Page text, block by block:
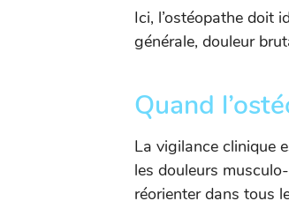
Ici, l’ostéopathe doit
générale, douleur
Quand
La vigilance clinique
les douleurs
réorienter dans tous